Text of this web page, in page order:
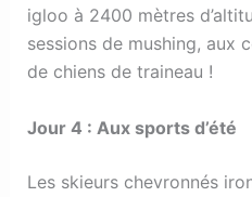
igloo à 2400 mètres
sessions de mushing, aux
de chiens de traineau !
Jour 4 : Aux sports d’été
Les skieurs chevronnés